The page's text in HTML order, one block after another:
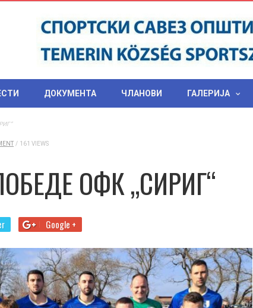
ДОКУМЕНТА ЧЛАНОВИ ГАЛЕРИЈА
/ 161 VIEWS
ОФК „СИРИГ“
Google +